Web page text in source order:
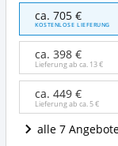
HIKMICRO
Monoculaire
de
Vision
thermique
Lynx
Pro
LE10
Angebote:
Wo
ca. 705 €
KOSTENLOSE LIEFERUNG
ca. 398 €
Lieferung ab ca. 13 €
ca. 449 €
Lieferung ab ca.5 €
alle 7